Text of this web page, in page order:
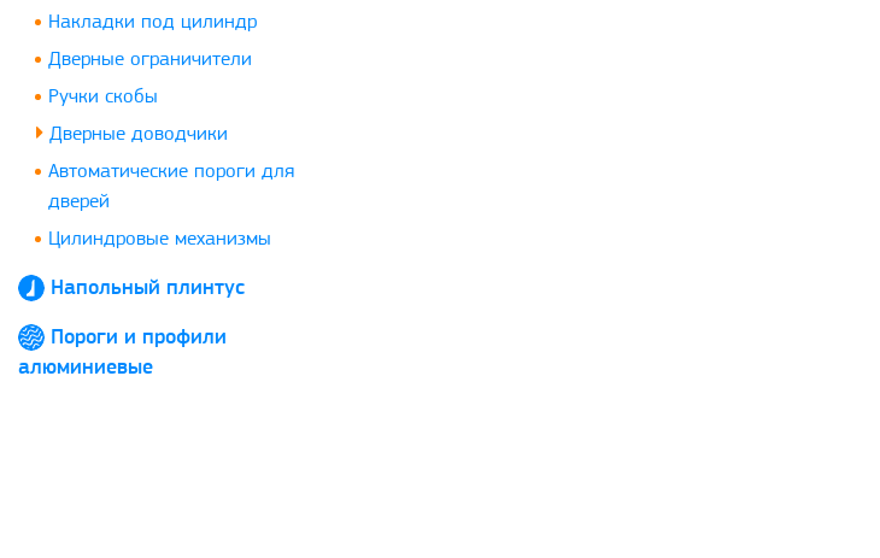
Накладки под цилиндр
Дверные ограничители
Ручки скобы
Дверные доводчики
Автоматические пороги для
дверей
Цилиндровые механизмы
Напольный плинтус
Пороги и профили
алюминиевые